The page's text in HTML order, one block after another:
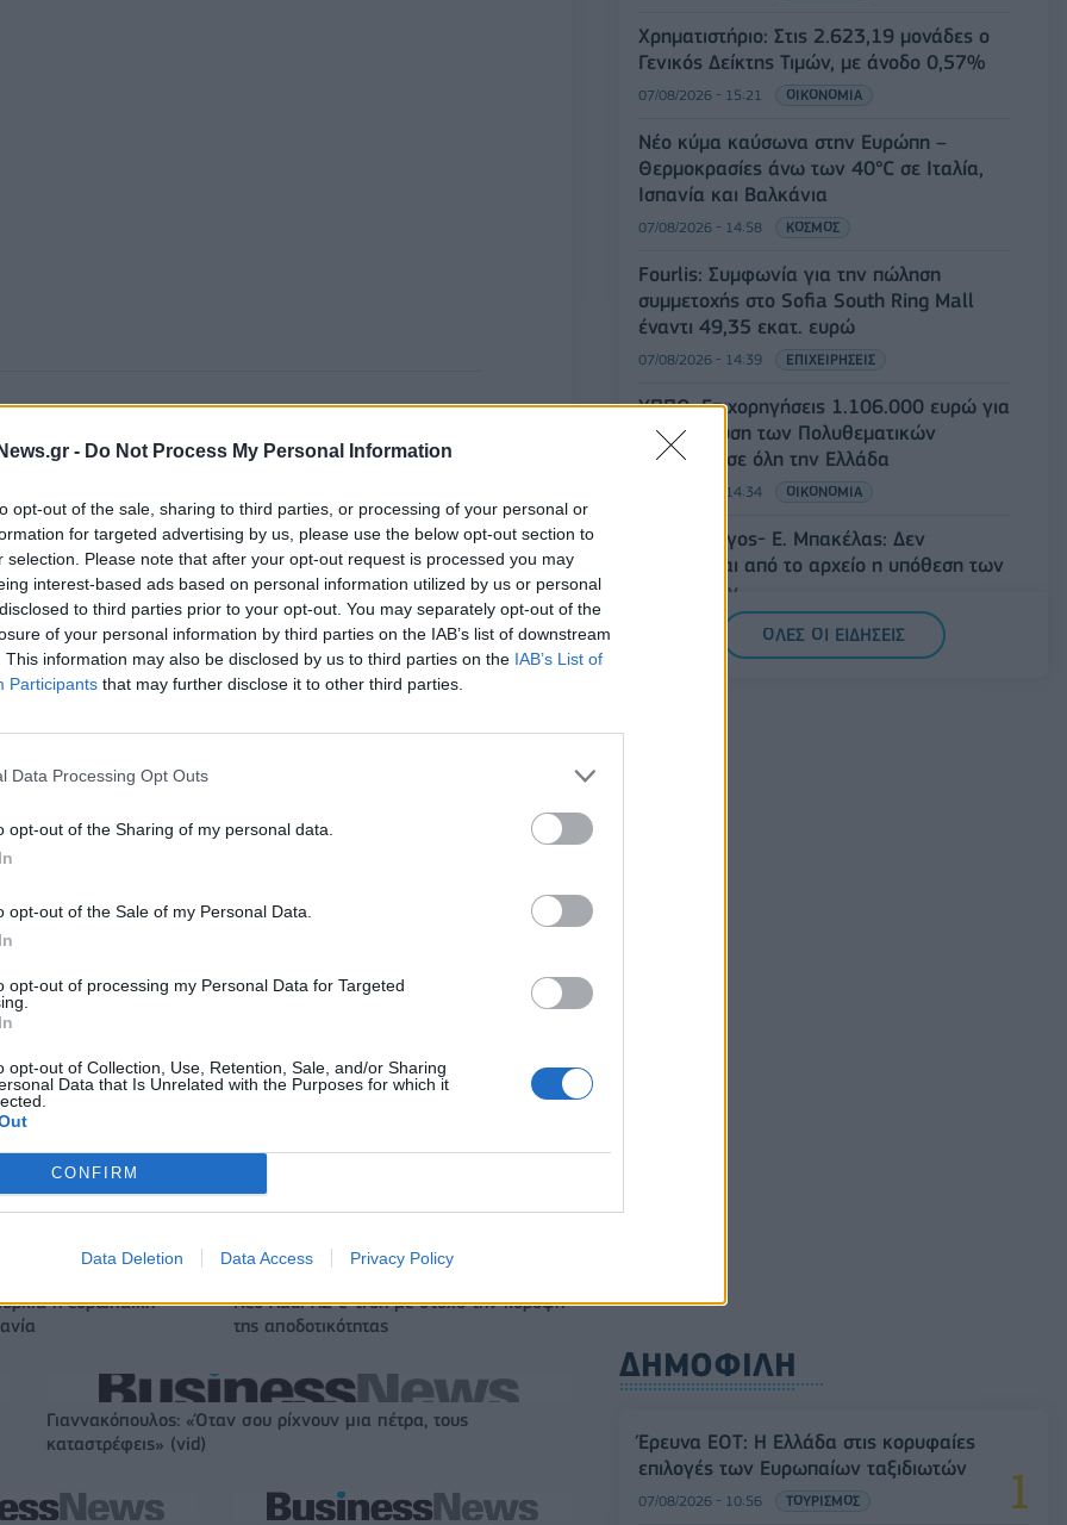
- Do Not Process My Personal Information
opt-out of the sale, sharing to third parties, or processing of your personal or
for targeted advertising by us, please use the below opt-out section to
selection. Please note that after your opt-out request is processed you may
interest-based ads based on personal information utilized by us or personal
to third parties prior to your opt-out. You may separately opt-out of the
of your personal information by third parties on the IAB’s list of downstream
This information may also be disclosed by us to third parties on the IAB’s List of
Participants that may further disclose it to other third parties.
Data Processing Opt Outs
opt-out of the Sharing of my personal data.
opt-out of the Sale of my Personal Data.
opt-out of processing my Personal Data for Targeted
opt-out of Collection, Use, Retention, Sale, and/or Sharing
Data that Is Unrelated with the Purposes for which it
CONFIRM
Data Deletion Data Access Privacy Policy
Ο Ένες Καντέρ θέλει να δηλώσει συμμετοχή στο ντραφτ του
57% - Τα νέα
& non alcohol
σύμβουλος της ΔΕΗ για την είσοδο στην
πολωνική αγορά ενέργειας
IAB Hellas: Νέα Διοικούσα Επιτροπή και νέο Διοικητικό Συμβούλιο
- Πρόεδρος ο Γαληνός Γιαγλής
η ευρωπαϊκή
Νέο Audi A2 e-tron με στόχο την κορυφή
της αποδοτικότητας
Γιαννακόπουλος: «Όταν σου ρίχνουν μια πέτρα, τους
καταστρέφεις» (vid)
Χρηματιστήριο: Στις 2.623,19 μονάδες ο
Γενικός Δείκτης Τιμών, με άνοδο 0,57%
07/08/2026 - 15:21 ΟΙΚΟΝΟΜΙΑ
Νέο κύμα καύσωνα στην Ευρώπη –
Θερμοκρασίες άνω των 40°C σε Ιταλία,
Ισπανία και Βαλκάνια
07/08/2026 - 14:58 ΚΟΣΜΟΣ
Fourlis: Συμφωνία για την πώληση
συμμετοχής στο Sofia South Ring Mall
έναντι 49,35 εκατ. ευρώ
07/08/2026 - 14:39 ΕΠΙΧΕΙΡΗΣΕΙΣ
ΥΠΠΟ: Επιχορηγήσεις 1.106.000 ευρώ για
την ενίσχυση των Πολυθεματικών
Φεστιβάλ σε όλη την Ελλάδα
07/08/2026 - 14:34 ΟΙΚΟΝΟΜΙΑ
Άρειος Πάγος- Ε. Μπακέλας: Δεν
ανασύρεται από το αρχείο η υπόθεση των
υποκλοπών
07/08/2026 - 14:11 ΕΛΛΑΔΑ
ΟΛΕΣ ΟΙ ΕΙΔΗΣΕΙΣ
ΔΗΜΟΦΙΛΗ
Έρευνα ΕΟΤ: Η Ελλάδα στις κορυφαίες
επιλογές των Ευρωπαίων ταξιδιωτών
07/08/2026 - 10:56 ΤΟΥΡΙΣΜΟΣ